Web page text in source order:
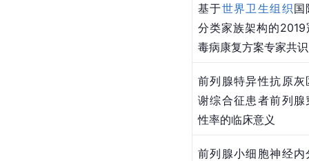
基于世界卫生组织国
分类家族架构的2019
毒病康复方案专家共识
前列腺特异性抗原灰
谢综合征患者前列腺
性率的临床意义
前列腺小细胞神经内